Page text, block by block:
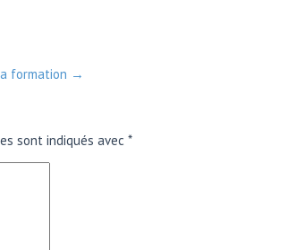
formation →
sont indiqués avec *